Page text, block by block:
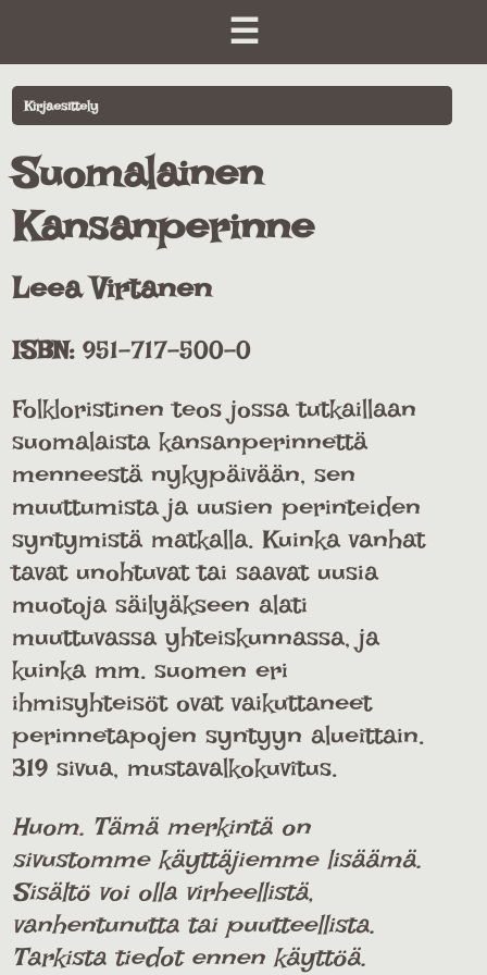
☰
Kirjaesittely
Suomalainen
Kansanperinne
Leea Virtanen
ISBN:951-717-500-0
Folkloristinen teos jossa tutkaillaan
suomalaista kansanperinnettä
menneestä nykypäivään, sen
muuttumista ja uusien perinteiden
syntymistä matkalla. Kuinka vanhat
tavat unohtuvat tai saavat uusia
muotoja säilyäkseen alati
muuttuvassa yhteiskunnassa, ja
kuinka mm. suomen eri
ihmisyhteisöt ovat vaikuttaneet
perinnetapojen syntyyn alueittain.
319 sivua, mustavalkokuvitus.
Huom. Tämä merkintä on
sivustomme käyttäjiemme lisäämä.
Sisältö voi olla virheellistä,
vanhentunutta tai puutteellista.
Tarkista tiedot ennen käyttöä.